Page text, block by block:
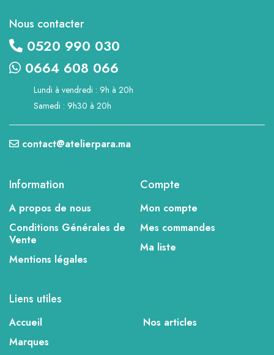
Nous contacter
0520 990 030
0664 608 066
Lundi à vendredi : 9h à 20h
Samedi : 9h30 à 20h
contact@atelierpara.ma
Information
A propos de nous
Conditions Générales de
Vente
Mentions légales
Compte
Mon compte
Mes commandes
Ma liste
Liens utiles
Accueil
Nos articles
Marques